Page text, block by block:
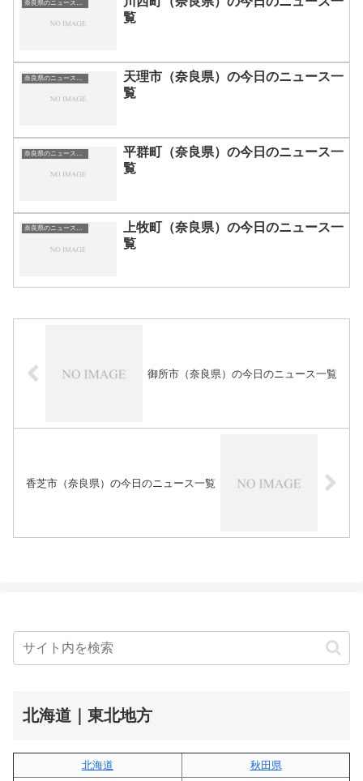
覧
天理市（奈良県）の今日のニュース一
覧
平群町（奈良県）の今日のニュース一
覧
奈良県のニュース一覧
上牧町（奈良県）の今日のニュース一
覧
御所市（奈良県）の今日のニュース一覧
香芝市（奈良県）の今日のニュース一覧
北海道｜東北地方
北海道
秋田県